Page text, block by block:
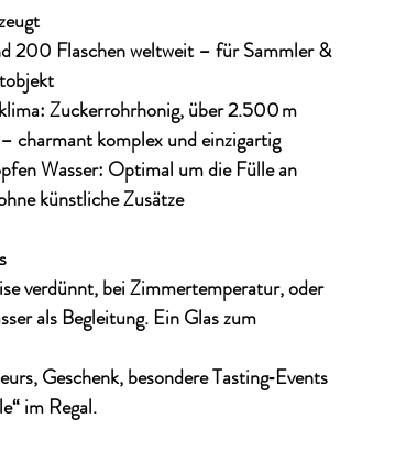
200 Flaschen weltweit – für Sammler &
: Zuckerrohrhonig, über 2.500 m
charmant komplex und einzigartig
Wasser: Optimal um die Fülle an
künstliche Zusätze
verdünnt, bei Zimmertemperatur, oder
als Begleitung. Ein Glas zum
Geschenk, besondere Tasting‑Events
im Regal.